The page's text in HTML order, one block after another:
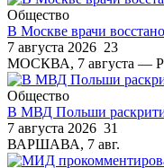
Общество
В Москве врачи
7 августа 2026 23
МОСКВА, 7 августа —
Общество
В МВД Польши
7 августа 2026 31
ВАРШАВА, 7 авг.